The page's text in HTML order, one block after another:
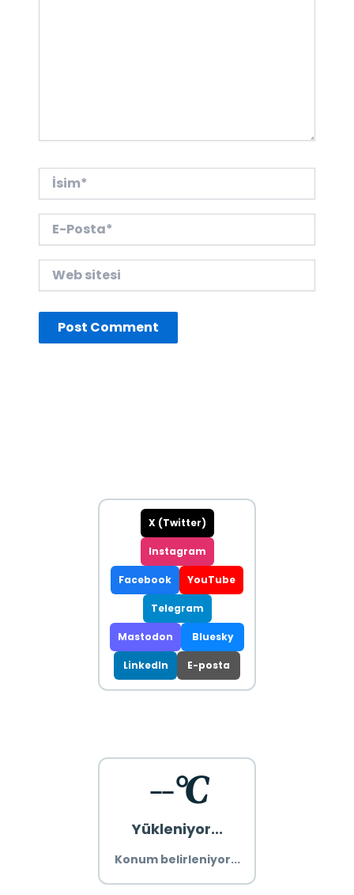
İsim*
Posta*
sitesi
X (Twitter)
Instagram
Facebook YouTube
Telegram
Mastodon Bluesky
LinkedIn E-posta
--°C
Yükleniyor...
Konum belirleniyor...